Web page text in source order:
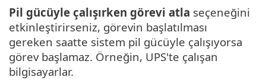
Pil gücüyle çalışırken görevi atla seçeneğini
etkinleştirirseniz, görevin başlatılması
gereken saatte sistem pil gücüyle çalışıyorsa
görev başlamaz. Örneğin, UPS'te çalışan
bilgisayarlar.